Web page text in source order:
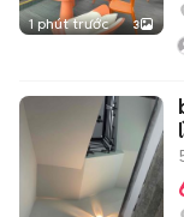
1 phút trước 3